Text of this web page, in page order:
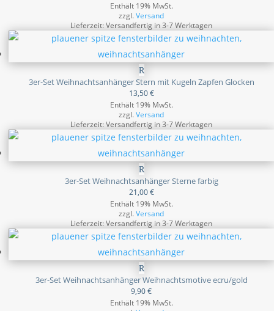
Enthält 19% MwSt.
zzgl.Versand
Lieferzeit: Versandfertig in 3-7 Werktagen
3er-Set Weihnachtsanhänger Stern mit Kugeln Zapfen Glocken
13,50€
Enthält 19% MwSt.
zzgl.Versand
Lieferzeit: Versandfertig in 3-7 Werktagen
3er-Set Weihnachtsanhänger Sterne farbig
21,00€
Enthält 19% MwSt.
zzgl.Versand
Lieferzeit: Versandfertig in 3-7 Werktagen
3er-Set Weihnachtsanhänger Weihnachtsmotive ecru/gold
9,90€
Enthält 19% MwSt.